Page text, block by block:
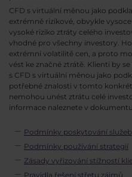
CFD s virtuální měnou jako
extrémně rizikové, obvykle
vysoké riziko ztráty celého
vhodné pro všechny investory.
extrémní volatilitě cen, a proto
vést ke značné ztrátě. Klienti by
s CFD s virtuální měnou jako
potřebné znalosti v tomto
nemohou unést ztrátu celé
informace naleznete v dokumentu
Podmínky poskytování služeb
Podmínky používání strategií
Zásady vyřizování stížností
Pravidla řešení střetu zájmů